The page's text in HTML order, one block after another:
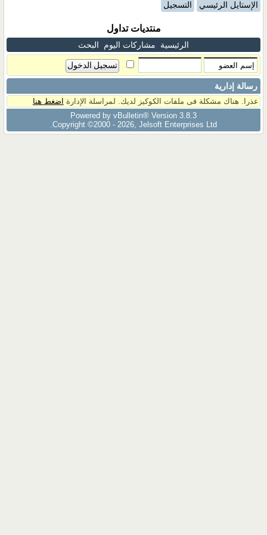
الإستايل الرئيسي التسجيل
منتديات تداول
الرئيسية مشاركات اليوم البحث
رسالة إدارية
عذرا. هناك مشكلة فى ملفات الكوكيز لديك. لمراسلة الإدارة اضغط هنا
Powered by vBulletin® Version 3.8.3
Copyright ©2000 - 2026, Jelsoft Enterprises Ltd.